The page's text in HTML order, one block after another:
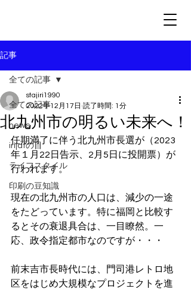
記事
全ての記事
news
irijatの目
ライフスタイル
印刷の豆知識
全ての記事
北九州市の明るい未来へ！
stajiri1990
2022年12月17日 読了時間: 1分
任期満了に伴う北九州市長選が（2023
年１月22日告示、2月5日に投開票）が
行われます。
現在の北九州市の人口は、減少の一途
をたどっています。特に福岡と比較す
るとその衰退具合は、一目瞭然。一
応、政令指定都市なのですが・・・
前末吉市長時代には、門司港レトロ地
区をはじめ大規模なプロジェクトを進